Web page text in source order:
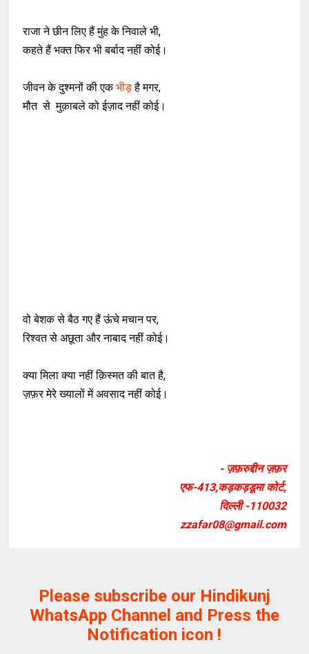
राजा ने छीन लिए हैं मुंह के निवाले भी,
कहते हैं भक्त फिर भी बर्बाद नहीं कोई।
जीवन के दुश्मनों की एकभीड़है मगर,
मौत से मुक़ाबले को ईज़ाद नहीं कोई।
वो बेशक से बैठ गए हैं ऊंचे मचान पर,
रिश्वत से अछूता और नाबाद नहीं कोई।
क्या मिला क्या नहीं क़िस्मत की बात है,
ज़फ़र मेरे ख्यालों में अवसाद नहीं कोई।
- ज़फ़रुद्दीन ज़फ़र
एफ-413,कड़कड़डूमा कोर्ट,
दिल्ली -110032
zzafar08@gmail.com
Please subscribe our Hindikunj
WhatsApp Channel and Press the
Notification icon !